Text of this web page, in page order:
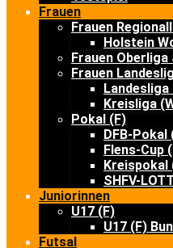
Frauen
Frauen
Holstein
Frauen Oberliga
Frauen
Kreisliga
Pokal (F)
DFB-Pokal
Flens-Cup
Kreispokal
SHFV-
Juniorinnen
U17 (F)
U17 (F)
Futsal